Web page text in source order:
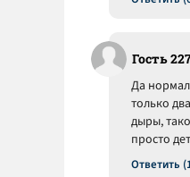
Гость
Ответить
Да
только
дыры,
просто